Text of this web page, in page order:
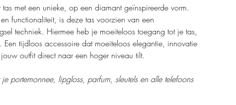
tas met een unieke, op een diamant geïnspireerde vorm.
functionaliteit, is deze tas voorzien van een
techniek. Hiermee heb je moeiteloos toegang tot je tas,
Een tijdloos accessoire dat moeiteloos elegantie, innovatie
outfit direct naar een hoger niveau tilt.
portemonnee, lipgloss, parfum, sleutels en alle telefoons